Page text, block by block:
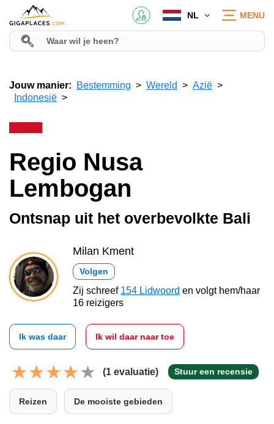
NL MENU
Jouw manier: Bestemming Wereld
Azië
Indonesië
Regio Nusa
Lembogan
Ontsnap uit het overbevolkte Bali
Milan Kment
Volgen
Zij schreef 154 Lidwoord en volgt hem/haar
16 reizigers
Ik was daar Ik wil daar naar toe
(1 evaluatie) Stuur een recensie
Reizen De mooiste gebieden